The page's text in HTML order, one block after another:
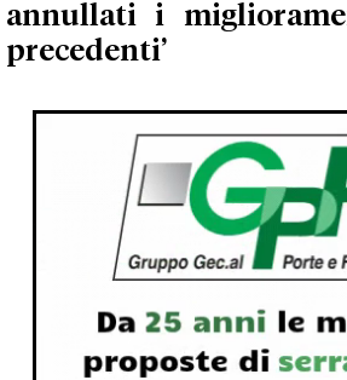
annullati i
precedenti’